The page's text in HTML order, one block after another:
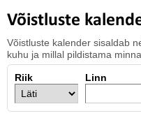
Võistluste
Võistluste kalender sisaldab
kuhu ja millal pildistama
Riik Linn